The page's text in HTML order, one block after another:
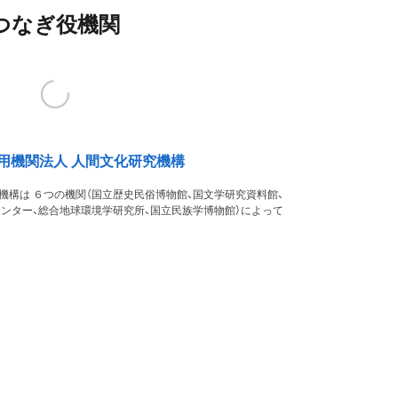
なぎ役機関
機関法人 人間文化研究機構
は ６つの機関（国立歴史民俗博物館、国文学研究資料館、
ター、総合地球環境学研究所、国立民族学博物館）によって